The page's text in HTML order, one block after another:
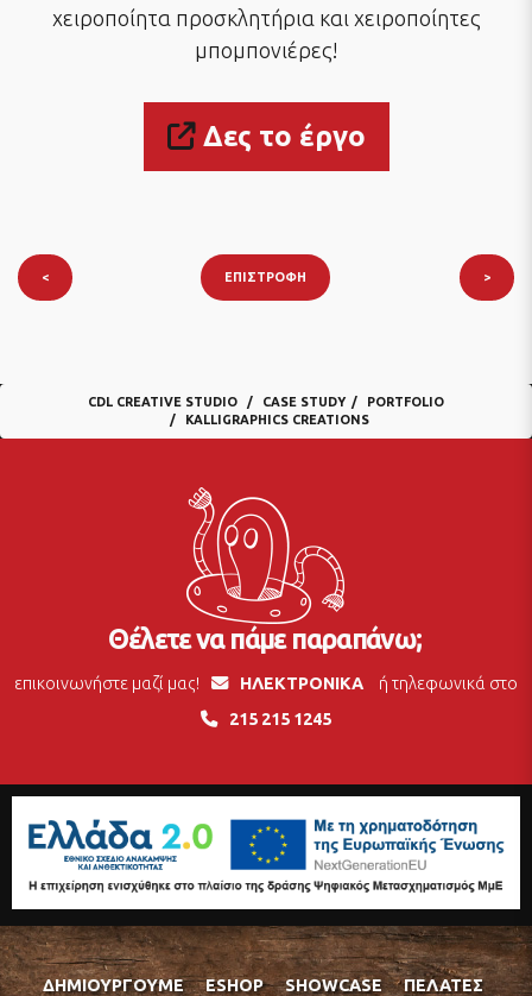
χειροποίητα προσκλητήρια και χειροποίητες
μπομπονιέρες!
Δες το έργο
< ΕΠΙΣΤΡΟΦΉ >
CDL CREATIVE STUDIO CASE STUDY
PORTFOLIO
KALLIGRAPHICS CREATIONS
Θέλετε να πάμε παραπάνω;
επικοινωνήστε μαζί μας! ΗΛΕΚΤΡΟΝΙΚΑ
ή τηλεφωνικά στο
215 215 1245
ΔΗΜΙΟΥΡΓΟΎΜΕ ESHOP SHOWCASE ΠΕΛΆΤΕΣ